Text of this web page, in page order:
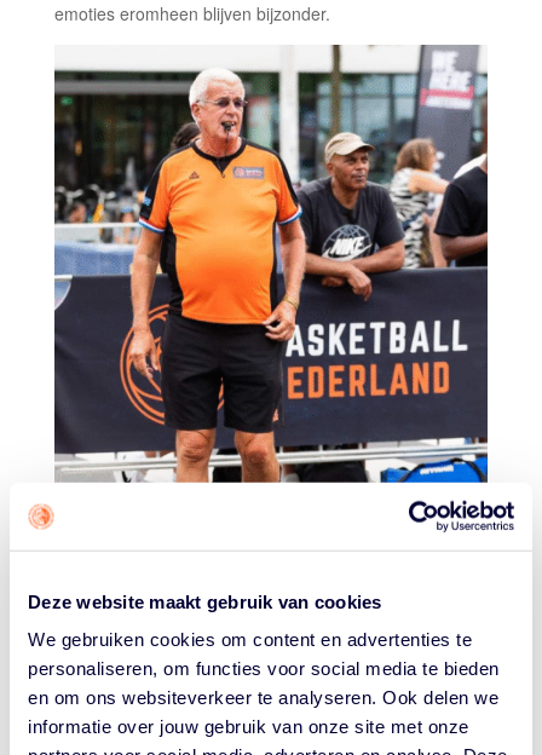
Deze website maakt gebruik van cookies
We gebruiken cookies om content en advertenties te
personaliseren, om functies voor social media te bieden
en om ons websiteverkeer te analyseren. Ook delen we
informatie over jouw gebruik van onze site met onze
emoties eromheen blijven bijzonder.
foto: Fons Simons / FONSMM Fotografie
Je was ook actief in de media. Hoe kwam dat?
Ik schreef al clubblaadjes vol, en dan weten ze je
uiteindelijk te vinden. Niet veel later schreef ik artikelen
voor het Utrechts Nieuwsblad en landelijke media. Toen